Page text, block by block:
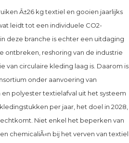
Â±26 kg textiel en gooien jaarlijks
leidt tot een individuele CO2-
deze branche is echter een uitdaging
reshoring van de industrie
circulaire kleding laag is. Daarom is
onder aanvoering van
polyester textielafval uit het systeem
per jaar, het doel in 2028,
Niet enkel het beperken van
chemicaliÃ«n bij het verven van textiel